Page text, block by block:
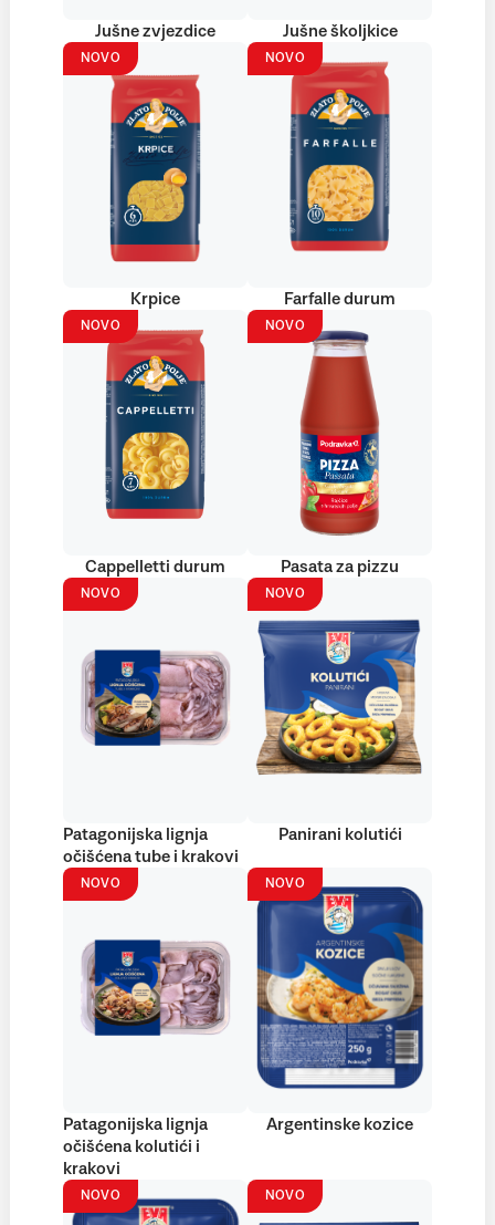
Jušne zvjezdice Jušne školjkice
NOVO
Krpice
NOVO
Farfalle durum
NOVO
Cappelletti durum
NOVO
Pasata za pizzu
NOVO
Patagonijska lignja
očišćena tube i krakovi
NOVO
Panirani kolutići
NOVO
Patagonijska lignja
očišćena kolutići i
krakovi
NOVO
Argentinske kozice
NOVO NOVO